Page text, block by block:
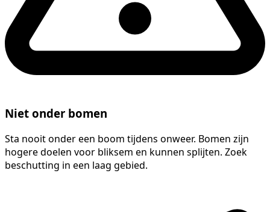
Niet onder bomen
Sta nooit onder een boom tijdens onweer. Bomen zijn
hogere doelen voor bliksem en kunnen splijten. Zoek
beschutting in een laag gebied.